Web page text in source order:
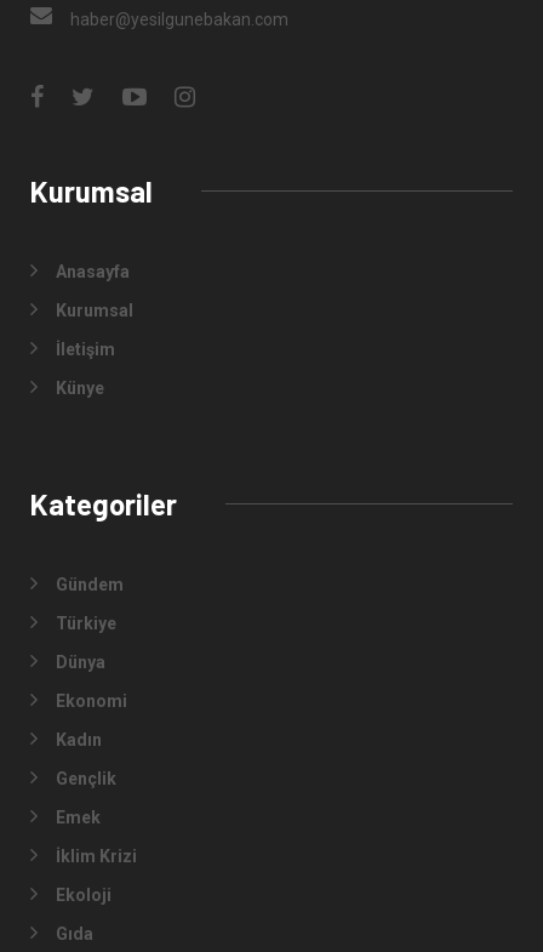
haber@yesilgunebakan.com
Kurumsal
Anasayfa
Kurumsal
İletişim
Künye
Kategoriler
Gündem
Türkiye
Dünya
Ekonomi
Kadın
Gençlik
Emek
İklim Krizi
Ekoloji
Gıda